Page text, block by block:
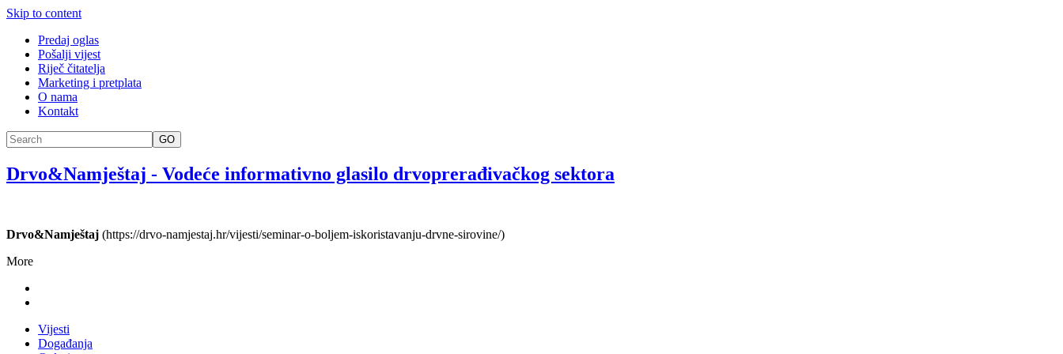
Skip to content
Predaj oglas
Pošalji vijest
Riječ čitatelja
Marketing i pretplata
O nama
Kontakt
GO
Drvo&Namještaj - Vodeće informativno glasilo drvoprerađivačkog sektora
Drvo&Namještaj (https://drvo-namjestaj.hr/vijesti/seminar-o-boljem-iskoristavanju-drvne-sirovine/)
More
Vijesti
Događanja